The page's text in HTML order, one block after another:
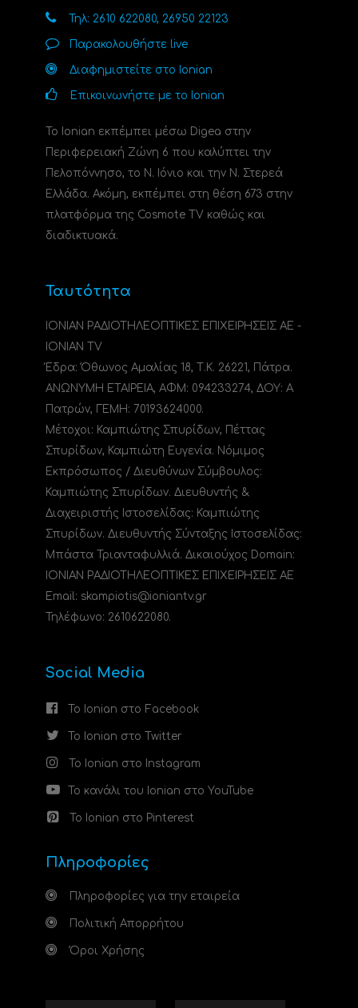
Τηλ: 2610 622080, 26950 22123
Παρακολουθήστε live
Διαφημιστείτε στο Ionian
Επικοινωνήστε με το Ionian
Το Ionian εκπέμπει μέσω Digea στην
Περιφερειακή Ζώνη 6 που καλύπτει την
Πελοπόννησο, το N. Ιόνιο και την Ν. Στερεά
Ελλάδα. Ακόμη, εκπέμπει στη θέση 673 στην
πλατφόρμα της Cosmote TV καθώς και
διαδικτυακά.
Ταυτότητα
ΙΟΝΙΑΝ ΡΑΔΙΟΤΗΛΕΟΠΤΙΚΕΣ ΕΠΙΧΕΙΡΗΣΕΙΣ ΑΕ -
IONIAN TV
Έδρα: Όθωνος Αμαλίας 18, Τ.Κ. 26221, Πάτρα.
ΑΝΩΝΥΜΗ ΕΤΑΙΡΕΙΑ, ΑΦΜ: 094233274, ΔΟΥ: A
Πατρών, ΓΕΜΗ: 70193624000.
Μέτοχοι: Καμπιώτης Σπυρίδων, Πέττας
Σπυρίδων, Καμπιώτη Ευγενία. Νόμιμος
Εκπρόσωπος / Διευθύνων Σύμβουλος:
Καμπιώτης Σπυρίδων. Διευθυντής &
Διαχειριστής Ιστοσελίδας: Καμπιώτης
Σπυρίδων. Διευθυντής Σύνταξης Ιστοσελίδας:
Μπάστα Τριανταφυλλιά. Δικαιούχος Domain:
ΙΟΝΙΑΝ ΡΑΔΙΟΤΗΛΕΟΠΤΙΚΕΣ ΕΠΙΧΕΙΡΗΣΕΙΣ ΑΕ
Email: skampiotis@ioniantv.gr
Τηλέφωνο: 2610622080.
Social Media
Το Ionian στο Facebook
Το Ionian στο Twitter
Το Ionian στο Instagram
Το κανάλι του Ionian στο YouTube
Το Ionian στο Pinterest
Πληροφορίες
Πληροφορίες για την εταιρεία
Πολιτική Απορρήτου
Όροι Χρήσης